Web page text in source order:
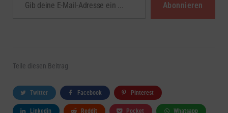
Abonnieren
Teile diesen Beitrag
Twitter Facebook Pinterest
Linkedin Reddit Pocket Whatsapp